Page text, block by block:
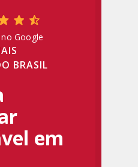
Google
BRASIL
em